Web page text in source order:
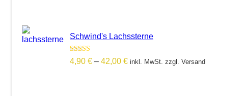
Schwind's Lachssterne
Bewertet mit
5.00von 5
4,90 € – 42,00 €Preisspanne:
inkl. MwSt. zzgl. Versand